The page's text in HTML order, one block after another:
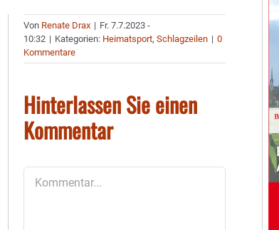
Von Renate Drax | Fr. 7.7.2023 -
10:32 | Kategorien: Heimatsport,Schlagzeilen | 0
Kommentare
Hinterlassen Sie einen
Kommentar